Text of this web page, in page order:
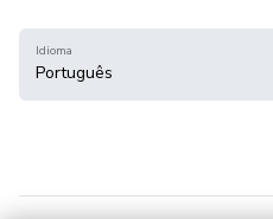
Idioma
Português